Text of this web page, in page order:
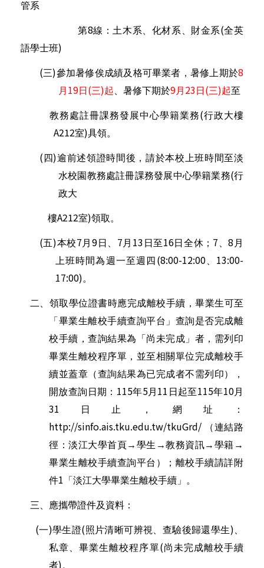
管系
第8線：土木系、化材系、財金系(全英
語學士班)
(三)參加暑修俟成績及格可畢業者，暑修上期於8
月 19日 (三)起 、暑修下期於9月 23 日 (三)起至
教務處註冊課務發展中心學籍業務(行政大樓
A212室)具領。
( 四)逾前述領證時間後，請於本校上班時間至淡
水校園教務處註冊課務發展中心學籍業務(行
政大
樓A212室)領取。
(五)本校7 月9 日、 7 月 13 日至16日全休； 7 、8 月
上班時間為週一至週四 (8:00-12:00、 13:00-
17:00)。
二、領取學位證書時應完成離校手續，畢業生可至
「畢業生離校手續查詢平台」查詢是否完成離
校手續，查詢結果為「尚未完成」者，需列印
畢業生離校程序單，並至相關單位完成離校手
續並蓋章（查詢結果為已完成者不需列印），
開放查詢日期： 115年5月 11 日起至115年10月
31 日止，網址：
http://sinfo.ais.tku.edu.tw/tkuGrd/
（連結路
徑：淡江大學首頁→學生→教務資訊→學籍→
畢業生離校手續查詢平台）
；離校手續請詳附
件1 「淡江大學畢業生離校手續 」。
三、應攜帶證件及資料：
(一)學生證(照片清晰可辨視、查驗後歸還學生)
私章、畢業生離校程序單(尚未完成離校手續
者)。